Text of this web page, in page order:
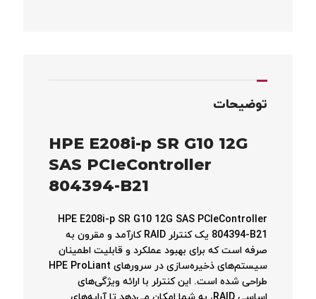
توضیحات
HPE E208i-p SR G10 12G
SAS PCIeController
804394-B21
HPE E208i-p SR G10 12G SAS PCIeController
804394-B21 یک کنترلر RAID کارآمد و مقرون به
صرفه است که برای بهبود عملکرد و قابلیت اطمینان
سیستم‌های ذخیره‌سازی در سرورهای HPE ProLiant
طراحی شده است. این کنترلر با ارائه ویژگی‌های